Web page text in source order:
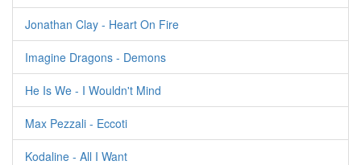
Jonathan Clay - Heart On Fire
Imagine Dragons - Demons
He Is We - I Wouldn't Mind
Max Pezzali - Eccoti
Kodaline - All I Want